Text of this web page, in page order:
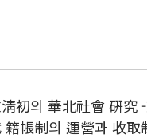
初의 華北社會 硏究
帳制의 運營과 收取